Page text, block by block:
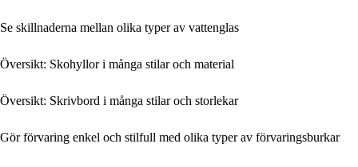
Se skillnaderna mellan olika typer av vattenglas
Översikt: Skohyllor i många stilar och material
Översikt: Skrivbord i många stilar och storlekar
Gör förvaring enkel och stilfull med olika typer av förvaringsburkar